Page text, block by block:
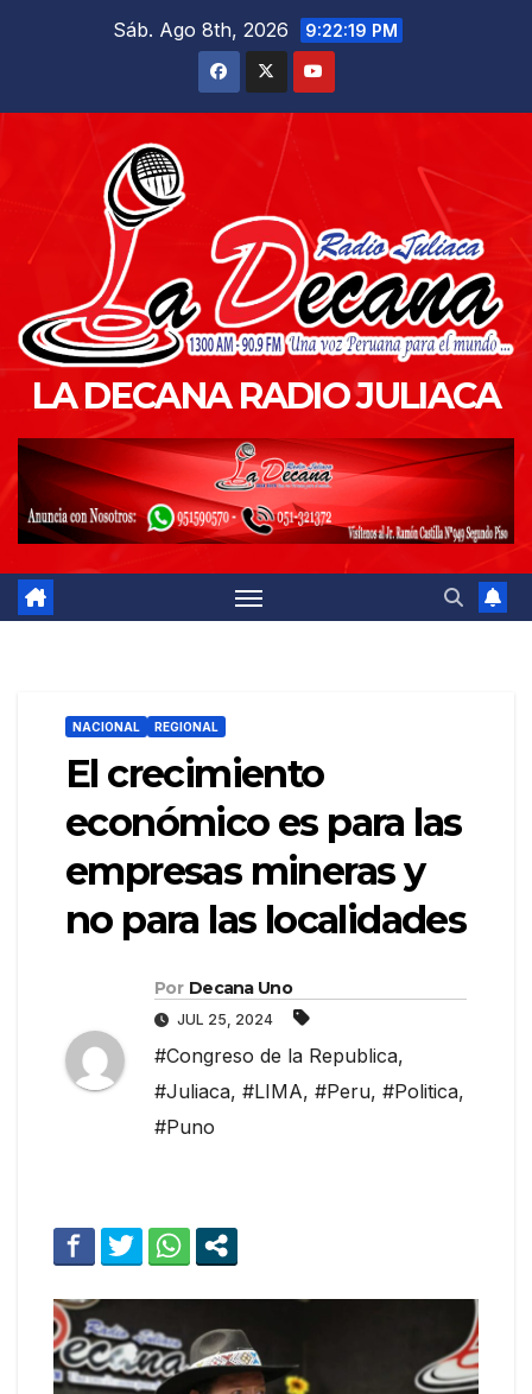
Sáb. Ago 8th, 2026 9:22:21 PM
LA DECANA RADIO JULIACA
NACIONAL REGIONAL
El crecimiento
económico es para las
empresas mineras y
no para las localidades
Por Decana Uno
JUL 25, 2024
#Congreso de la Republica,
#Juliaca, #LIMA, #Peru, #Politica,
#Puno